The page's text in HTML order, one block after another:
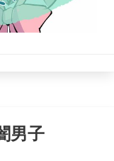
男子